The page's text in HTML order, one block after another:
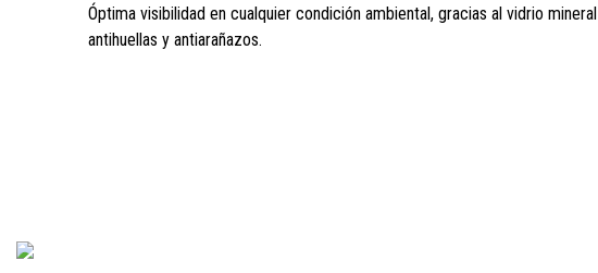
Óptima visibilidad en cualquier condición ambiental, gracias al vidrio mineral
antihuellas y antiarañazos.